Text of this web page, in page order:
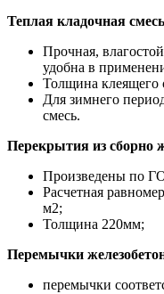
Теплая кладочная смесь
Прочная,
удобна в
Толщина клеящего
Для зимнего
смесь.
Перекрытия из сборно
Произведены по
Расчетная
м2;
Толщина 220мм;
Перемычки
перемычки